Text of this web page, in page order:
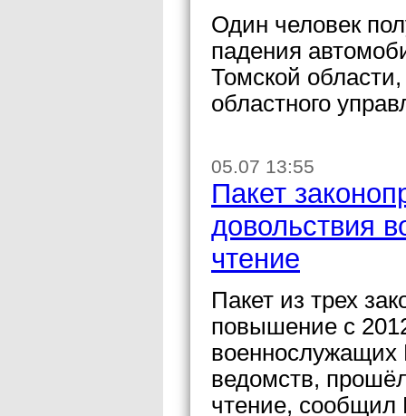
Один человек
падения
Томской
областного
05.07 13:55
Пакет
довольствия
чтение
Пакет из трех
повышение с
ведомств,
чтение, сообщил